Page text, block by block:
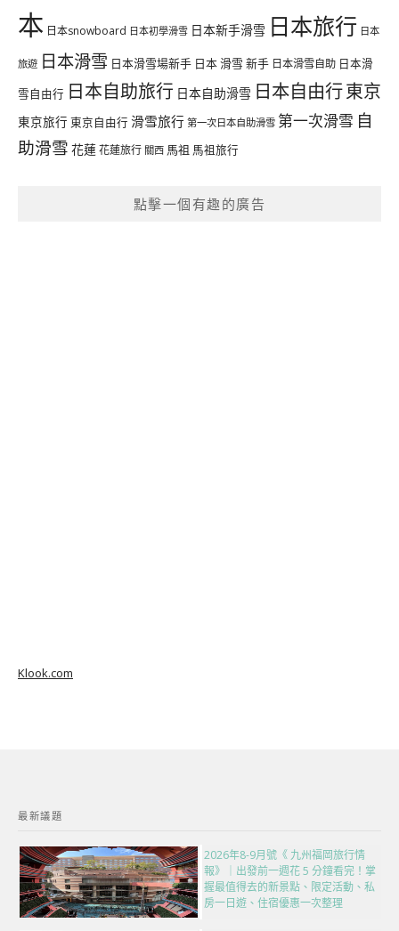
本 日本snowboard 日本初學滑雪 日本新手滑雪 日本旅行 日本
旅遊 日本滑雪 日本滑雪場新手 日本 滑雪 新手 日本滑雪自助 日本滑
雪自由行 日本自助旅行 日本自助滑雪 日本自由行東京
東京旅行 東京自由行 滑雪旅行 第一次日本自助滑雪 第一次滑雪 自
助滑雪 花蓮花蓮旅行 關西 馬祖 馬祖旅行
點擊一個有趣的廣告
Klook.com
最新議題
2026年8-9月號《 九州福岡旅行情
報》｜出發前一週花 5 分鐘看完！掌
握最值得去的新景點、限定活動、私
房一日遊、住宿優惠一次整理